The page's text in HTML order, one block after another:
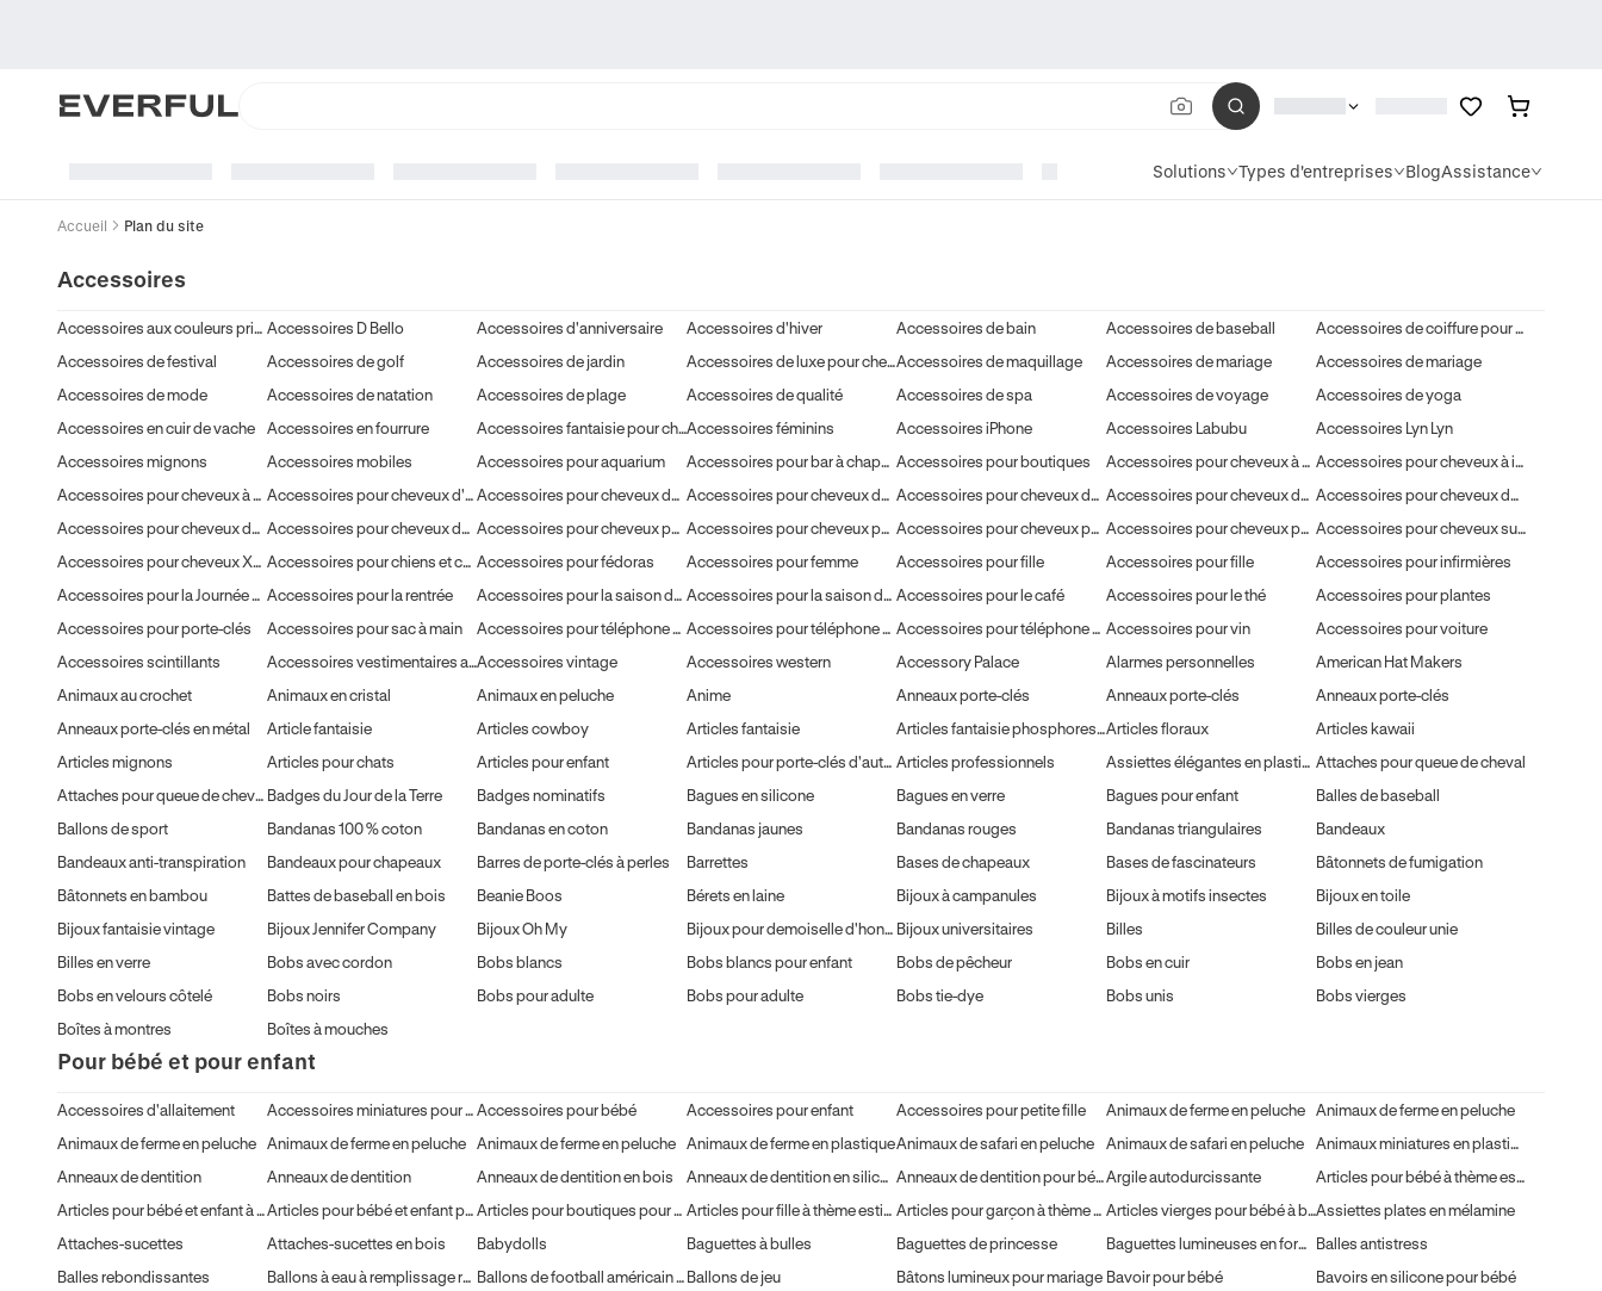
Solutions Types d'entreprises BlogAssistance
Accueil Plan du site
Accessoires
Accessoires aux couleurs printanières Accessoires D Bello Accessoires d'anniversaire Accessoires d'hiver Accessoires de bain Accessoires de baseball
Accessoires de coiffure pour animaux
Accessoires de festival
Accessoires de golf Accessoires de jardin Accessoires de luxe pour cheveuxAccessoires de maquillage Accessoires de mariage
Accessoires de mariage
Accessoires de mode
Accessoires de natation Accessoires de plage Accessoires de qualité Accessoires de spa Accessoires de voyage
Accessoires de yoga
Accessoires en cuir de vache
Accessoires en fourrure Accessoires fantaisie pour cheveuxAccessoires féminins Accessoires iPhone Accessoires Labubu
Accessoires Lyn Lyn
Accessoires mignons
Accessoires mobiles Accessoires pour aquarium Accessoires pour bar à chapeaux Accessoires pour boutiques Accessoires pour cheveux à fleurs
Accessoires pour cheveux à imprimé léopard
Accessoires pour cheveux à pois
Accessoires pour cheveux d'Halloween Accessoires pour cheveux de la Journée de la Terre Accessoires pour cheveux de la Journée des enfants Accessoires pour cheveux de la Journée internationale des femmes Accessoires pour cheveux de la Saint-Valentin
Accessoires pour cheveux de Noël
Accessoires pour cheveux de Pâques
Accessoires pour cheveux de Saint-Valentin Accessoires pour cheveux papillon Accessoires pour cheveux pour fille Accessoires pour cheveux pour la saison des mariages Accessoires pour cheveux pour la saison des remises de diplômes
Accessoires pour cheveux sur le thème de l'été
Accessoires pour cheveux XXL
Accessoires pour chiens et chats Accessoires pour fédoras Accessoires pour femme Accessoires pour fille Accessoires pour fille
Accessoires pour infirmières
Accessoires pour la Journée de la Terre Accessoires pour la rentrée Accessoires pour la saison des mariages Accessoires pour la saison des remises de diplôme Accessoires pour le café Accessoires pour le thé
Accessoires pour plantes
Accessoires pour porte-clés
Accessoires pour sac à main Accessoires pour téléphone portable Accessoires pour téléphone portable Accessoires pour téléphone portable Accessoires pour vin
Accessoires pour voiture
Accessoires scintillants
Accessoires vestimentaires aux couleurs printanièresAccessoires vintage Accessoires western Accessory Palace Alarmes personnelles
American Hat Makers
Animaux au crochet
Animaux en cristal Animaux en peluche Anime Anneaux porte-clés Anneaux porte-clés
Anneaux porte-clés
Anneaux porte-clés en métal
Article fantaisie Articles cowboy Articles fantaisie Articles fantaisie phosphorescentsArticles floraux
Articles kawaii
Articles mignons
Articles pour chats Articles pour enfant Articles pour porte-clés d'autodéfense Articles professionnels Assiettes élégantes en plastique Attaches pour queue de cheval
Attaches pour queue de cheval en métal Badges du Jour de la Terre Badges nominatifs Bagues en silicone Bagues en verre Bagues pour enfant
Balles de baseball
Ballons de sport
Bandanas 100 % coton Bandanas en coton Bandanas jaunes Bandanas rouges Bandanas triangulaires
Bandeaux
Bandeaux anti-transpiration
Bandeaux pour chapeaux Barres de porte-clés à perles Barrettes Bases de chapeaux Bases de fascinateurs
Bâtonnets de fumigation
Bâtonnets en bambou
Battes de baseball en bois Beanie Boos Bérets en laine Bijoux à campanules Bijoux à motifs insectes
Bijoux en toile
Bijoux fantaisie vintage
Bijoux Jennifer Company Bijoux Oh My Bijoux pour demoiselle d'honneur Bijoux universitaires Billes
Billes de couleur unie
Billes en verre
Bobs avec cordon Bobs blancs Bobs blancs pour enfant Bobs de pêcheur Bobs en cuir
Bobs en jean
Bobs en velours côtelé
Bobs noirs Bobs pour adulte Bobs pour adulte Bobs tie-dye Bobs unis
Bobs vierges
Boîtes à montres
Boîtes à mouches
Pour bébé et pour enfant
Accessoires d'allaitement Accessoires miniatures pour maison de poupée Accessoires pour bébé Accessoires pour enfant Accessoires pour petite fille Animaux de ferme en peluche Animaux de ferme en peluche
Animaux de ferme en peluche Animaux de ferme en peluche Animaux de ferme en peluche Animaux de ferme en plastiqueAnimaux de safari en peluche Animaux de safari en peluche
Animaux miniatures en plastique
Anneaux de dentition
Anneaux de dentition Anneaux de dentition en bois Anneaux de dentition en silicone Anneaux de dentition pour bébéArgile autodurcissante
Articles pour bébé à thème estival
Articles pour bébé et enfant à thème estival
Articles pour bébé et enfant pour la rentrée Articles pour boutiques pour enfant Articles pour fille à thème estival Articles pour garçon à thème estival Articles vierges pour bébé à broderAssiettes plates en mélamine
Attaches-sucettes
Attaches-sucettes en bois Babydolls Baguettes à bulles Baguettes de princesse Baguettes lumineuses en forme de flocon Balles antistress
Balles rebondissantes
Ballons à eau à remplissage rapide Ballons de football américain en mousse Ballons de jeu Bâtons lumineux pour mariage Bavoir pour bébé
Bavoirs en silicone pour bébé